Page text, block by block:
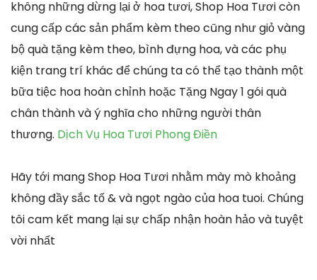
không những dừng lại ở hoa tươi, Shop Hoa Tươi còn
cung cấp các sản phẩm kèm theo cũng như giỏ vàng
bộ quà tặng kèm theo, bình đựng hoa, và các phụ
kiện trang trí khác để chúng ta có thể tạo thành một
bữa tiệc hoa hoàn chỉnh hoặc Tặng Ngay 1 gói quà
chân thành và ý nghĩa cho những người thân
thương. Dịch Vụ Hoa Tươi Phong Điền
Hãy tới mang Shop Hoa Tươi nhằm mày mò khoảng
không đầy sắc tố & và ngọt ngào của hoa tuoi. Chúng
tôi cam kết mang lại sự chấp nhận hoàn hảo và tuyệt
vời nhất